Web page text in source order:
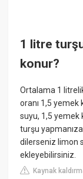
1 litre
konur?
Ortalama 1
oranı 1,5 yemek
suyu, 1,5 yemek
turşu
dilerseniz limon
ekleyebilirsiniz.
Kaynak